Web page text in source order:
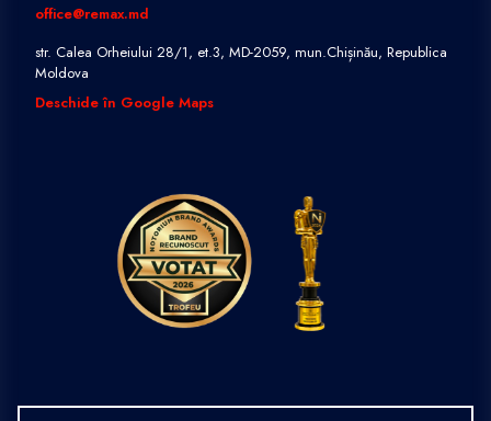
office@remax.md
str. Calea Orheiului 28/1, et.3, MD-2059, mun.Chișinău, Republica
Moldova
Deschide în Google Maps